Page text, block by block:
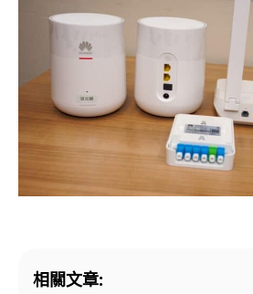
相關文章: